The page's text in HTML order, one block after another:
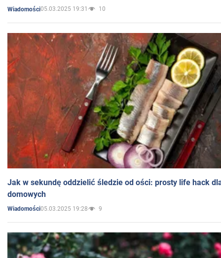
Wiadomości05.03.2025 19:31 10
Jak w sekundę oddzielić śledzie od ości: prosty life hack
domowych
Wiadomości05.03.2025 19:28 9